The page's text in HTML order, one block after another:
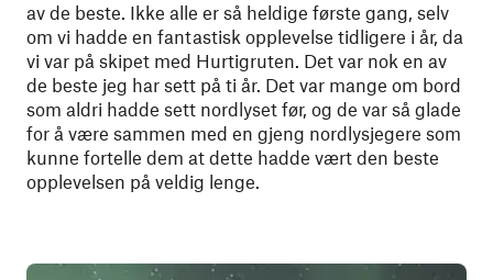
av de beste. Ikke alle er så heldige første gang, selv
om vi hadde en fantastisk opplevelse tidligere i år, da
vi var på skipet med Hurtigruten. Det var nok en av
de beste jeg har sett på ti år. Det var mange om bord
som aldri hadde sett nordlyset før, og de var så glade
for å være sammen med en gjeng nordlysjegere som
kunne fortelle dem at dette hadde vært den beste
opplevelsen på veldig lenge.